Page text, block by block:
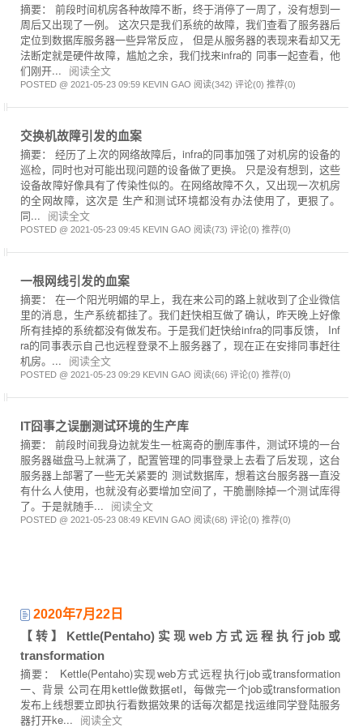
摘要： 前段时间机房各种故障不断，终于消停了一周了，没有想到一
周后又出现了一例。 这次只是我们系统的故障，我们查看了服务器后
定位到数据库服务器一些异常反应， 但是从服务器的表现来看却又无
法断定就是硬件故障，尴尬之余，我们找来infra的 同事一起查看，他
们刚开... 阅读全文
POSTED @ 2021-05-23 09:59 KEVIN GAO 阅读(342) 评论(0) 推荐(0)
交换机故障引发的血案
摘要： 经历了上次的网络故障后，infra的同事加强了对机房的设备的
巡检，同时也对可能出现问题的设备做了更换。 只是没有想到，这些
设备故障好像具有了传染性似的。在网络故障不久，又出现一次机房
的全网故障，这次是 生产和测试环境都没有办法使用了，更狠了。
同... 阅读全文
POSTED @ 2021-05-23 09:45 KEVIN GAO 阅读(73) 评论(0) 推荐(0)
一根网线引发的血案
摘要： 在一个阳光明媚的早上，我在来公司的路上就收到了企业微信
里的消息，生产系统都挂了。我们赶快相互做了确认，昨天晚上好像
所有挂掉的系统都没有做发布。于是我们赶快给infra的同事反馈， Inf
ra的同事表示自己也远程登录不上服务器了，现在正在安排同事赶往
机房。... 阅读全文
POSTED @ 2021-05-23 09:29 KEVIN GAO 阅读(66) 评论(0) 推荐(0)
IT囧事之误删测试环境的生产库
摘要： 前段时间我身边就发生一桩离奇的删库事件，测试环境的一台
服务器磁盘马上就满了，配置管理的同事登录上去看了后发现，这台
服务器上部署了一些无关紧要的 测试数据库，想着这台服务器一直没
有什么人使用，也就没有必要增加空间了，干脆删除掉一个测试库得
了。于是就随手... 阅读全文
POSTED @ 2021-05-23 08:49 KEVIN GAO 阅读(68) 评论(0) 推荐(0)
2020年7月22日
【转】Kettle(Pentaho)实现web方式远程执行job或
transformation
摘要： Kettle(Pentaho)实现web方式远程执行job或transformation
一、背景 公司在用kettle做数据etl，每做完一个job或transformation
发布上线想要立即执行看数据效果的话每次都是找运维同学登陆服务
器打开ke... 阅读全文